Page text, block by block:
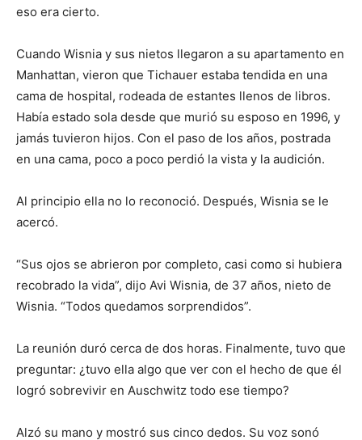
eso era cierto.
Cuando Wisnia y sus nietos llegaron a su apartamento en
Manhattan, vieron que Tichauer estaba tendida en una
cama de hospital, rodeada de estantes llenos de libros.
Había estado sola desde que murió su esposo en 1996, y
jamás tuvieron hijos. Con el paso de los años, postrada
en una cama, poco a poco perdió la vista y la audición.
Al principio ella no lo reconoció. Después, Wisnia se le
acercó.
“Sus ojos se abrieron por completo, casi como si hubiera
recobrado la vida”, dijo Avi Wisnia, de 37 años, nieto de
Wisnia. “Todos quedamos sorprendidos”.
La reunión duró cerca de dos horas. Finalmente, tuvo que
preguntar: ¿tuvo ella algo que ver con el hecho de que él
logró sobrevivir en Auschwitz todo ese tiempo?
Alzó su mano y mostró sus cinco dedos. Su voz sonó